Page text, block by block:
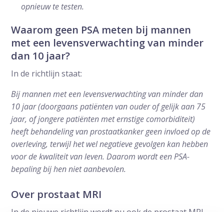
opnieuw te testen.
Waarom geen PSA meten bij mannen
met een levensverwachting van minder
dan 10 jaar?
In de richtlijn staat:
Bij mannen met een levensverwachting van minder dan
10 jaar (doorgaans patiënten van ouder of gelijk aan 75
jaar, of jongere patiënten met ernstige comorbiditeit)
heeft behandeling van prostaatkanker geen invloed op de
overleving, terwijl het wel negatieve gevolgen kan hebben
voor de kwaliteit van leven. Daarom wordt een PSA-
bepaling bij hen niet aanbevolen.
Over prostaat MRI